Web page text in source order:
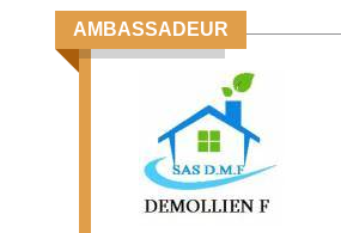
AMBASSADEUR